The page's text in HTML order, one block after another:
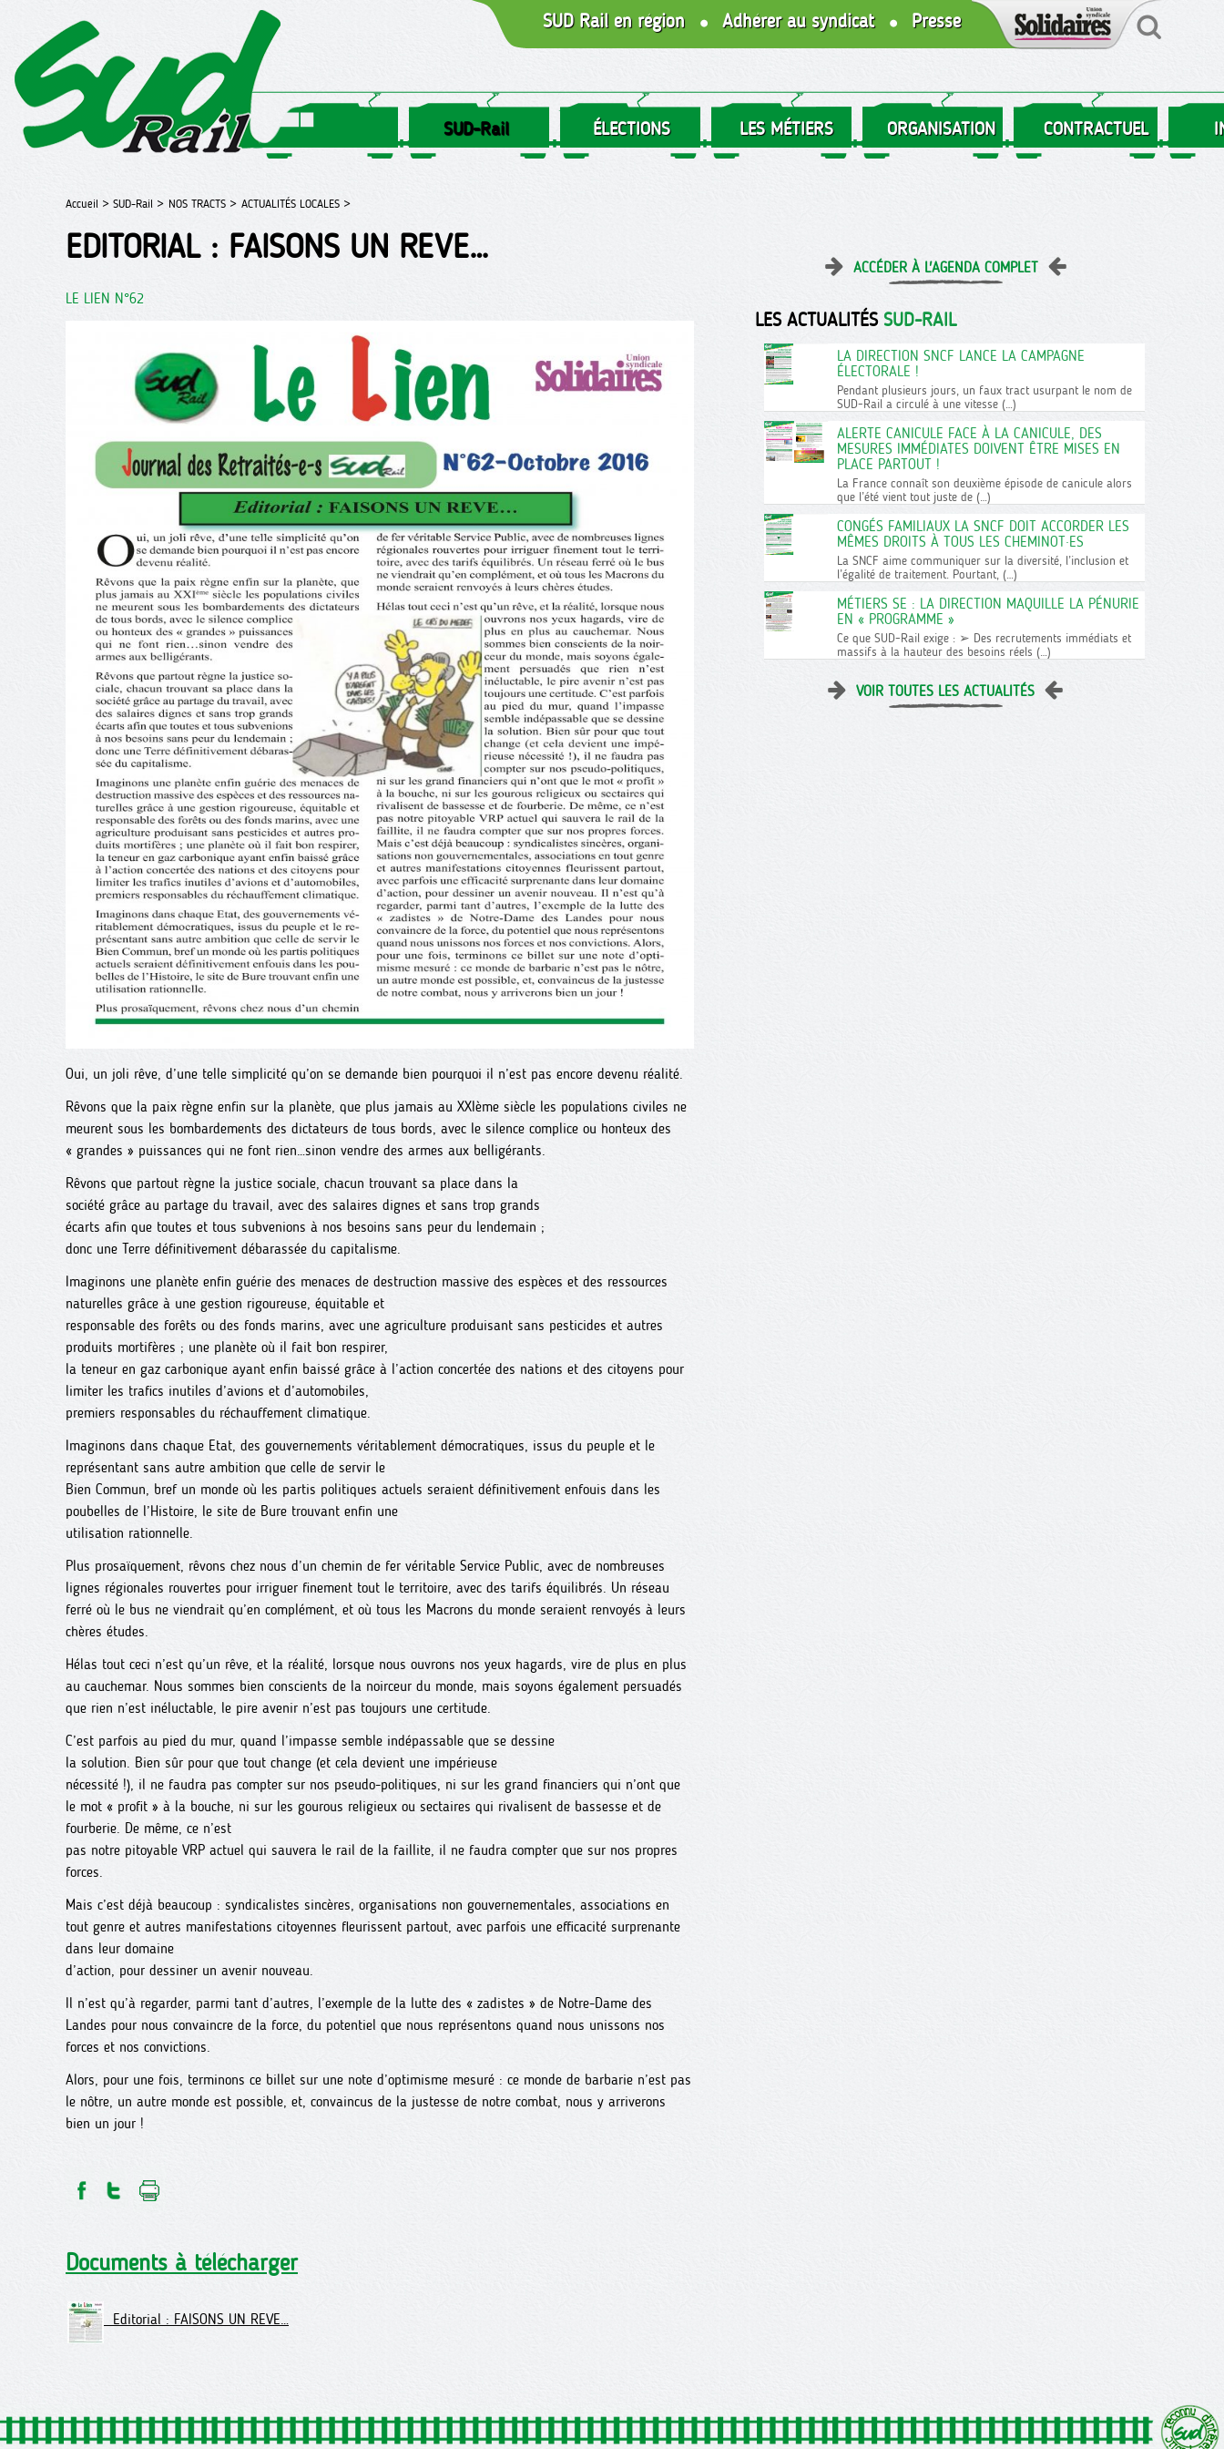
SUD Rail en région Adhérer au syndicat Presse
SUD-Rail ÉLECTIONS LES MÉTIERS ORGANISATION CONTRACTUEL
Accueil > SUD-Rail > NOS TRACTS > ACTUALITÉS LOCALES >
EDITORIAL : FAISONS UN REVE…
LE LIEN N°62
Oui, un joli rêve, d’une telle simplicité qu’on se demande bien pourquoi il n’est pas encore devenu réalité.
Rêvons que la paix règne enfin sur la planète, que plus jamais au XXIème siècle les populations civiles ne
meurent sous les bombardements des dictateurs de tous bords, avec le silence complice ou honteux des
« grandes » puissances qui ne font rien…sinon vendre des armes aux belligérants.
Rêvons que partout règne la justice sociale, chacun trouvant sa place dans la
société grâce au partage du travail, avec des salaires dignes et sans trop grands
écarts afin que toutes et tous subvenions à nos besoins sans peur du lendemain ;
donc une Terre définitivement débarassée du capitalisme.
Imaginons une planète enfin guérie des menaces de destruction massive des espèces et des ressources
naturelles grâce à une gestion rigoureuse, équitable et
responsable des forêts ou des fonds marins, avec une agriculture produisant sans pesticides et autres
produits mortifères ; une planète où il fait bon respirer,
la teneur en gaz carbonique ayant enfin baissé grâce à l’action concertée des nations et des citoyens pour
limiter les trafics inutiles d’avions et d’automobiles,
premiers responsables du réchauffement climatique.
Imaginons dans chaque Etat, des gouvernements véritablement démocratiques, issus du peuple et le
représentant sans autre ambition que celle de servir le
Bien Commun, bref un monde où les partis politiques actuels seraient définitivement enfouis dans les
poubelles de l’Histoire, le site de Bure trouvant enfin une
utilisation rationnelle.
Plus prosaïquement, rêvons chez nous d’un chemin de fer véritable Service Public, avec de nombreuses
lignes régionales rouvertes pour irriguer finement tout le territoire, avec des tarifs équilibrés. Un réseau
ferré où le bus ne viendrait qu’en complément, et où tous les Macrons du monde seraient renvoyés à leurs
chères études.
Hélas tout ceci n’est qu’un rêve, et la réalité, lorsque nous ouvrons nos yeux hagards, vire de plus en plus
au cauchemar. Nous sommes bien conscients de la noirceur du monde, mais soyons également persuadés
que rien n’est inéluctable, le pire avenir n’est pas toujours une certitude.
C’est parfois au pied du mur, quand l’impasse semble indépassable que se dessine
la solution. Bien sûr pour que tout change (et cela devient une impérieuse
nécessité !), il ne faudra pas compter sur nos pseudo-politiques, ni sur les grand financiers qui n’ont que
le mot « profit » à la bouche, ni sur les gourous religieux ou sectaires qui rivalisent de bassesse et de
fourberie. De même, ce n’est
pas notre pitoyable VRP actuel qui sauvera le rail de la faillite, il ne faudra compter que sur nos propres
forces.
Mais c’est déjà beaucoup : syndicalistes sincères, organisations non gouvernementales, associations en
tout genre et autres manifestations citoyennes fleurissent partout, avec parfois une efficacité surprenante
dans leur domaine
d’action, pour dessiner un avenir nouveau.
Il n’est qu’à regarder, parmi tant d’autres, l’exemple de la lutte des « zadistes » de Notre-Dame des
Landes pour nous convaincre de la force, du potentiel que nous représentons quand nous unissons nos
forces et nos convictions.
Alors, pour une fois, terminons ce billet sur une note d’optimisme mesuré : ce monde de barbarie n’est pas
le nôtre, un autre monde est possible, et, convaincus de la justesse de notre combat, nous y arriverons
bien un jour !
Documents à télécharger
Editorial : FAISONS UN REVE…
ACCÉDER À L'AGENDA COMPLET
LES ACTUALITÉS SUD-RAIL
LA DIRECTION SNCF LANCE LA CAMPAGNE
ÉLECTORALE !
Pendant plusieurs jours, un faux tract usurpant le nom de
SUD-Rail a circulé à une vitesse (…)
ALERTE CANICULE FACE À LA CANICULE, DES
MESURES IMMÉDIATES DOIVENT ÊTRE MISES EN
PLACE PARTOUT !
La France connaît son deuxième épisode de canicule alors
que l’été vient tout juste de (…)
CONGÉS FAMILIAUX LA SNCF DOIT ACCORDER LES
MÊMES DROITS À TOUS LES CHEMINOT·ES
La SNCF aime communiquer sur la diversité, l’inclusion et
l’égalité de traitement. Pourtant, (…)
MÉTIERS SE : LA DIRECTION MAQUILLE LA PÉNURIE
EN « PROGRAMME »
Ce que SUD-Rail exige : ➢ Des recrutements immédiats et
massifs à la hauteur des besoins réels (…)
VOIR TOUTES LES ACTUALITÉS